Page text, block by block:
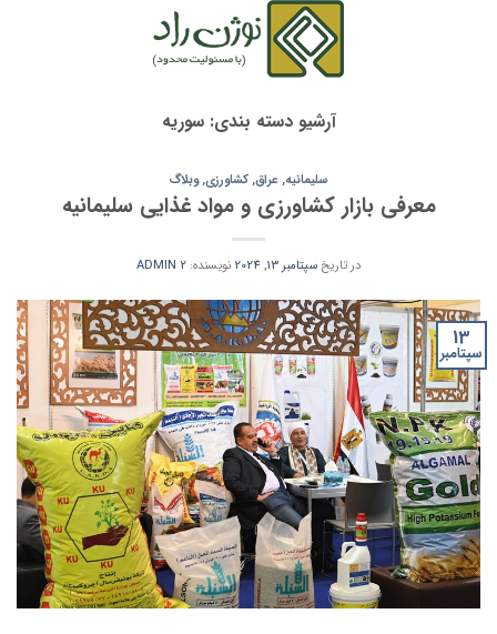
آرشیو دسته بندی:سوریه
سلیمانیه,عراق,کشاورزی,وبلاگ
معرفی بازار کشاورزی و مواد غذایی سلیمانیه
در تاریخسپتامبر 13, 2024 نویسنده: ADMIN 2
13
سپتامبر